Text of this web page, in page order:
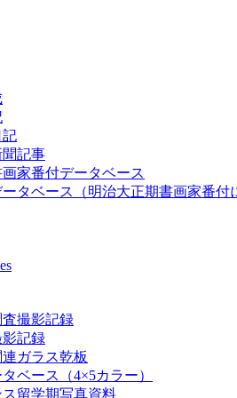
記
記事
家番付データベース
タベース（明治大正期書画家番付
撮影記録
記録
ガラス乾板
ベース（4×5カラー）
留学期写真資料